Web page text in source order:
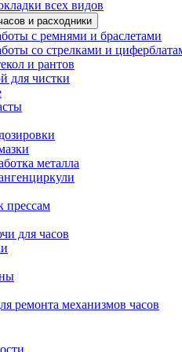
всех видов
и расходники
с ремнями и браслетами
со стрелками и
и рантов
для чистки
металла
прессам
для часов
ремонта механизмов часов